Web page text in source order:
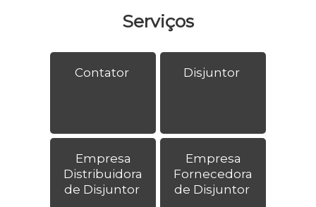
Serviços
Contator Disjuntor
Empresa
Distribuidora
de Disjuntor
Empresa
Fornecedora
de Disjuntor